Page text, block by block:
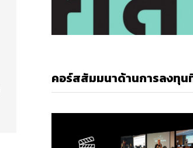
คอร์สสัมมนาด้านการลงทุ